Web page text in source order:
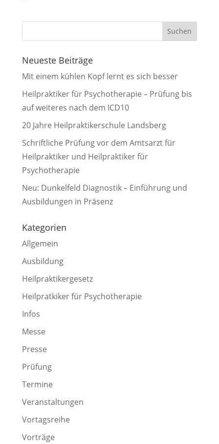
Neueste Beiträge
Mit einem kühlen Kopf lernt es sich besser
Heilpraktiker für Psychotherapie – Prüfung bis
auf weiteres nach dem ICD10
20 Jahre Heilpraktikerschule Landsberg
Schriftliche Prüfung vor dem Amtsarzt für
Heilpraktiker und Heilpraktiker für
Psychotherapie
Neu: Dunkelfeld Diagnostik – Einführung und
Ausbildungen in Präsenz
Kategorien
Allgemein
Ausbildung
Heilpraktikergesetz
Heilpratkiker für Psychotherapie
Infos
Messe
Presse
Prüfung
Termine
Veranstaltungen
Vortagsreihe
Vorträge